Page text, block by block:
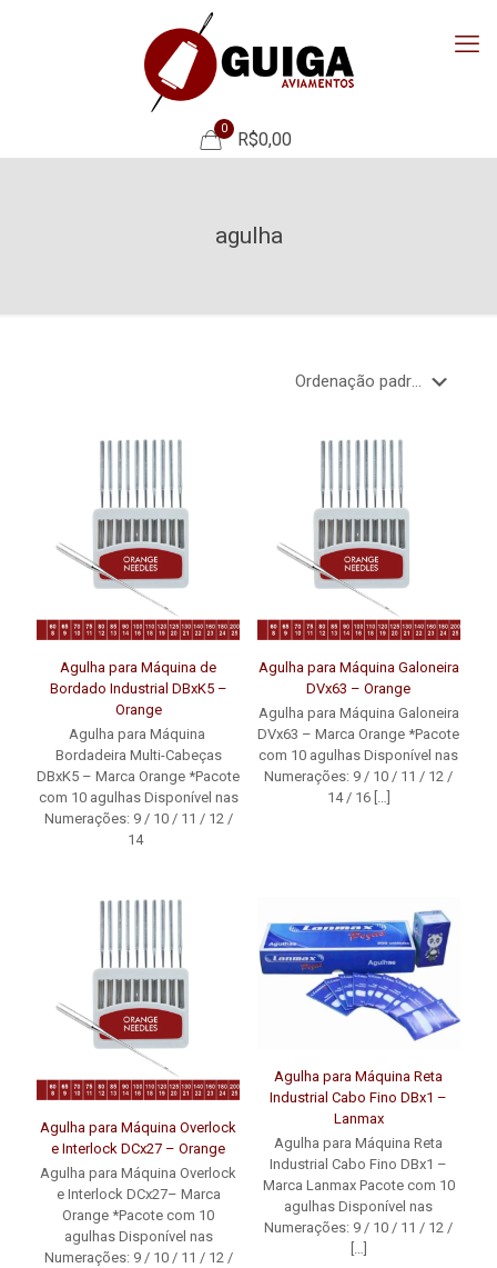
0
R$0,00
agulha
Agulha para Máquina de
Bordado Industrial DBxK5 –
Orange
Agulha para Máquina
Bordadeira Multi-Cabeças
DBxK5 – Marca Orange *Pacote
com 10 agulhas Disponível nas
Numerações: 9 / 10 / 11 / 12 /
14
Agulha para Máquina Galoneira
DVx63 – Orange
Agulha para Máquina Galoneira
DVx63 – Marca Orange *Pacote
com 10 agulhas Disponível nas
Numerações: 9 / 10 / 11 / 12 /
14 / 16[…]
Agulha para Máquina Overlock
e Interlock DCx27 – Orange
Agulha para Máquina Overlock
e Interlock DCx27– Marca
Orange *Pacote com 10
agulhas Disponível nas
Numerações: 9 / 10 / 11 / 12 /
Agulha para Máquina Reta
Industrial Cabo Fino DBx1 –
Lanmax
Agulha para Máquina Reta
Industrial Cabo Fino DBx1 –
Marca Lanmax Pacote com 10
agulhas Disponível nas
Numerações: 9 / 10 / 11 / 12 /
[…]